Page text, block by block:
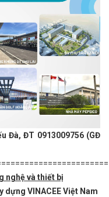
Đà, ĐT 0913009756 (GĐ
nghệ và thiết bị
dựng VINACEE Việt Nam